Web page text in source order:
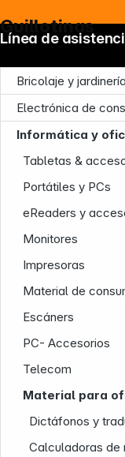
Guillotinas
Bricolaje y jardinería
Electrónica de
Informática y
Tabletas &
Portátiles y PCs
eReaders y
Monitores
Impresoras
Material de
Escáners
PC- Accesorios
Telecom
Material para
Dictáfonos y
Calculadoras de
Línea de
Nuestra empresa